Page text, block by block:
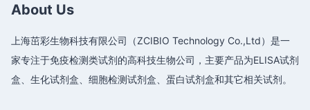
About Us
上海茁彩生物科技有限公司（ZCIBIO Technology Co.,Ltd）是一
家专注于免疫检测类试剂的高科技生物公司，主要产品为ELISA试剂
盒、生化试剂盒、细胞检测试剂盒、蛋白试剂盒和其它相关试剂。